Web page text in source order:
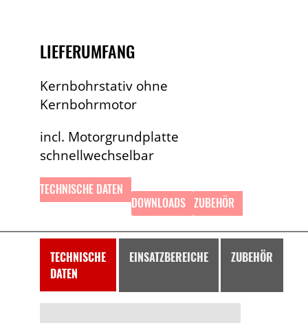
LIEFERUMFANG
Kernbohrstativ ohne
Kernbohrmotor
incl. Motorgrundplatte
schnellwechselbar
TECHNISCHE DATEN
DOWNLOADS ZUBEHÖR
TECHNISCHE
DATEN
EINSATZBEREICHE ZUBEHÖR